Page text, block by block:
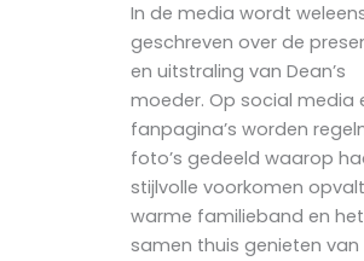
In de media wordt
geschreven over de
en uitstraling van Dean’s
moeder. Op social media
fanpagina’s worden
foto’s gedeeld waarop
stijlvolle voorkomen
warme familieband en het
samen thuis genieten van